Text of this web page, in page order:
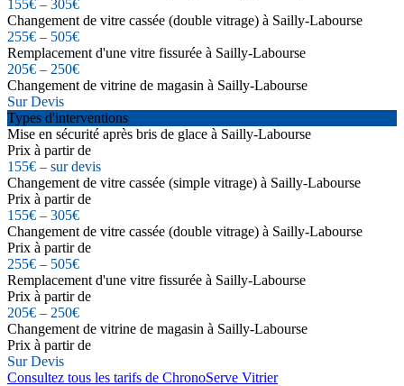
155€ – 305€
Changement de vitre cassée (double vitrage) à Sailly-Labourse
255€ – 505€
Remplacement d'une vitre fissurée à Sailly-Labourse
205€ – 250€
Changement de vitrine de magasin à Sailly-Labourse
Sur Devis
Types d'interventions
Mise en sécurité après bris de glace à Sailly-Labourse
Prix à partir de
155€ – sur devis
Changement de vitre cassée (simple vitrage) à Sailly-Labourse
Prix à partir de
155€ – 305€
Changement de vitre cassée (double vitrage) à Sailly-Labourse
Prix à partir de
255€ – 505€
Remplacement d'une vitre fissurée à Sailly-Labourse
Prix à partir de
205€ – 250€
Changement de vitrine de magasin à Sailly-Labourse
Prix à partir de
Sur Devis
Consultez tous les tarifs de ChronoServe Vitrier